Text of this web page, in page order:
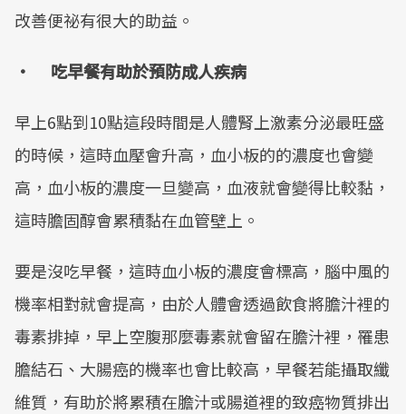
改善便祕有很大的助益。
• 吃早餐有助於預防成人疾病
早上6點到10點這段時間是人體腎上激素分泌最旺盛
的時候，這時血壓會升高，血小板的的濃度也會變
高，血小板的濃度一旦變高，血液就會變得比較黏，
這時膽固醇會累積黏在血管壁上。
要是沒吃早餐，這時血小板的濃度會標高，腦中風的
機率相對就會提高，由於人體會透過飲食將膽汁裡的
毒素排掉，早上空腹那麼毒素就會留在膽汁裡，罹患
膽結石、大腸癌的機率也會比較高，早餐若能攝取纖
維質，有助於將累積在膽汁或腸道裡的致癌物質排出